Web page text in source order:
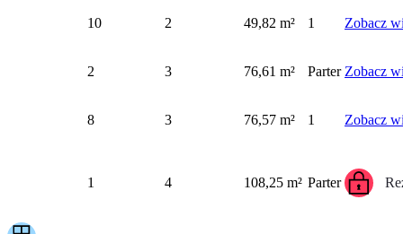
10 2 49,82 m² 1 Zobacz
2 3 76,61 m² Parter Zobacz
8 3 76,57 m² 1 Zobacz
1 4 108,25 m² Parter